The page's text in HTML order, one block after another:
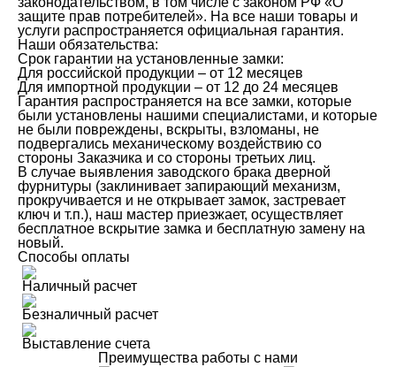
защите прав потребителей». На все наши товары и
услуги распространяется официальная гарантия.
Наши обязательства:
Срок гарантии на установленные замки:
Для российской продукции – от 12 месяцев
Для импортной продукции – от 12 до 24 месяцев
Гарантия распространяется на все замки, которые
были установлены нашими специалистами, и которые
не были повреждены, вскрыты, взломаны, не
подвергались механическому воздействию со
стороны Заказчика и со стороны третьих лиц.
В случае выявления заводского брака дверной
фурнитуры (заклинивает запирающий механизм,
прокручивается и не открывает замок, застревает
ключ и т.п.), наш мастер приезжает, осуществляет
бесплатное вскрытие замка и бесплатную замену на
новый.
Способы оплаты
Наличный расчет
Безналичный расчет
Выставление счета
Преимущества работы с нами